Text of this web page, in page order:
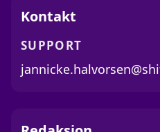
Kontakt
SUPPORT